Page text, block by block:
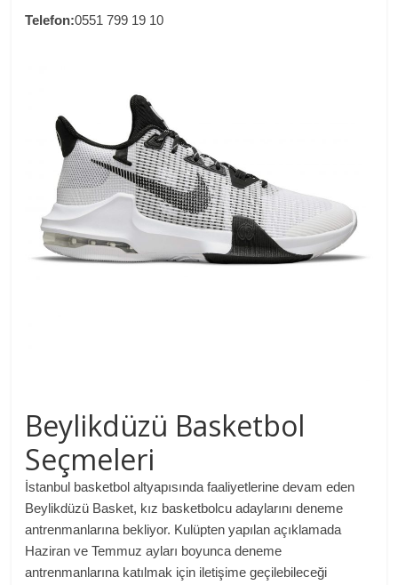
Telefon:0551 799 19 10
Beylikdüzü Basketbol
Seçmeleri
İstanbul basketbol altyapısında faaliyetlerine devam eden
Beylikdüzü Basket, kız basketbolcu adaylarını deneme
antrenmanlarına bekliyor. Kulüpten yapılan açıklamada
Haziran ve Temmuz ayları boyunca deneme
antrenmanlarına katılmak için iletişime geçilebileceği